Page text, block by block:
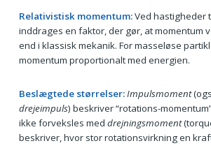
Relativistisk momentum:Ved hastigheder
inddrages en faktor, der gør, at momentum
end i klassisk mekanik. For masseløse
momentum proportionalt med energien.
Beslægtede størrelser: Impulsmoment
drejeimpuls) beskriver “rotations-
ikke forveksles med drejningsmoment
beskriver, hvor stor rotationsvirkning en